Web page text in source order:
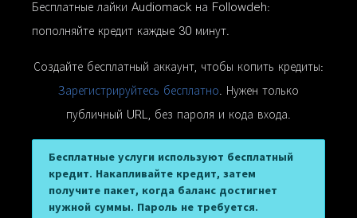
Бесплатные лайки Audiomack на Followdeh:
пополняйте кредит каждые 30 минут.
Создайте бесплатный аккаунт, чтобы копить кредиты:
Зарегистрируйтесь бесплатно. Нужен только
публичный URL, без пароля и кода входа.
Бесплатные услуги используют бесплатный
кредит. Накапливайте кредит, затем
получите пакет, когда баланс достигнет
нужной суммы. Пароль не требуется.